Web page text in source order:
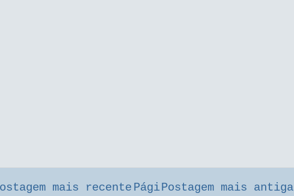
mais recente Postagem mais antiga
Pági